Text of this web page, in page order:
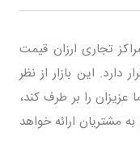
تجاری ارزان قیمت
این بازار از نظر
را بر طرف کند،
مشتریان ارائه خواهد